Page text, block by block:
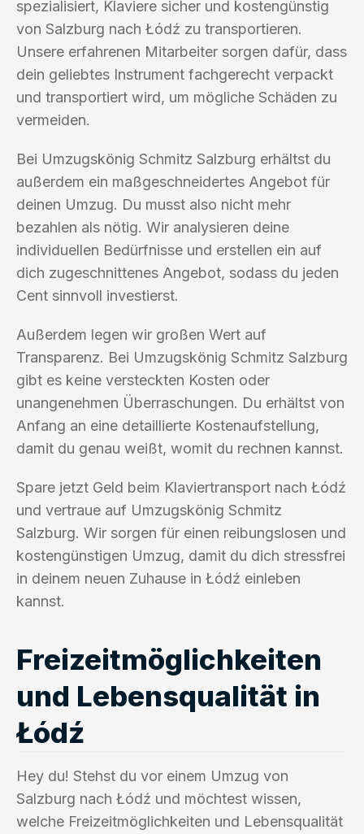
spezialisiert, Klaviere sicher und kostengünstig
von Salzburg nach Łódź zu transportieren.
Unsere erfahrenen Mitarbeiter sorgen dafür, dass
dein geliebtes Instrument fachgerecht verpackt
und transportiert wird, um mögliche Schäden zu
vermeiden.
Bei Umzugskönig Schmitz Salzburg erhältst du
außerdem ein maßgeschneidertes Angebot für
deinen Umzug. Du musst also nicht mehr
bezahlen als nötig. Wir analysieren deine
individuellen Bedürfnisse und erstellen ein auf
dich zugeschnittenes Angebot, sodass du jeden
Cent sinnvoll investierst.
Außerdem legen wir großen Wert auf
Transparenz. Bei Umzugskönig Schmitz Salzburg
gibt es keine versteckten Kosten oder
unangenehmen Überraschungen. Du erhältst von
Anfang an eine detaillierte Kostenaufstellung,
damit du genau weißt, womit du rechnen kannst.
Spare jetzt Geld beim Klaviertransport nach Łódź
und vertraue auf Umzugskönig Schmitz
Salzburg. Wir sorgen für einen reibungslosen und
kostengünstigen Umzug, damit du dich stressfrei
in deinem neuen Zuhause in Łódź einleben
kannst.
Freizeitmöglichkeiten
und Lebensqualität in
Łódź
Hey du! Stehst du vor einem Umzug von
Salzburg nach Łódź und möchtest wissen,
welche Freizeitmöglichkeiten und Lebensqualität